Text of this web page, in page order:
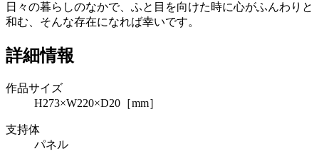
日々の暮らしのなかで、ふと目を向けた時に心がふんわりと
和む、そんな存在になれば幸いです。
詳細情報
作品サイズ
H273×W220×D20［mm］
支持体
パネル